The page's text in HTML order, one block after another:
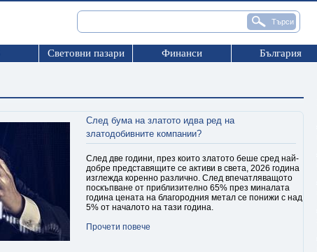
Световни пазари Финанси България
След бума на златото идва ред на
златодобивните компании?
След две години, през които златото беше сред най-
добре представящите се активи в света, 2026 година
изглежда коренно различно. След впечатляващото
поскъпване от приблизително 65% през миналата
година цената на благородния метал се понижи с над
5% от началото на тази година.
Прочети повече